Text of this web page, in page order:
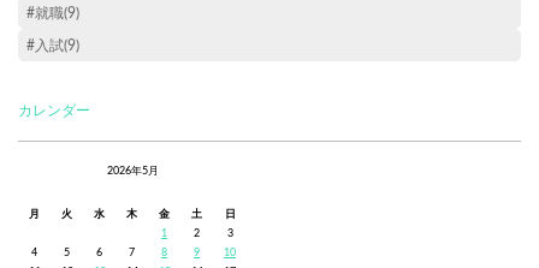
#就職(9)
#入試(9)
カレンダー
2026年5月
月 火 水 木 金 土
日
1
2
3
4
5 6 7 8 9
10